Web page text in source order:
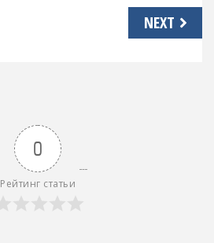
NEXT
0
Рейтинг статьи